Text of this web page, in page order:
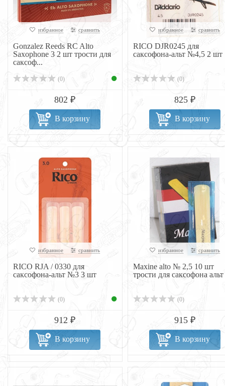
избранное сравнить
Gonzalez Reeds RC Alto
Saxophone 3 2 шт трости для
саксоф...
(0)
802 ₽
В корзину
избранное сравнить
RICO DJR0245 для
саксофона-альт №4,5 2 шт
(0)
825 ₽
В корзину
избранное сравнить
RICO RJA / 0330 для
саксофона-альт №3 3 шт
(0)
912 ₽
В корзину
избранное сравнить
Maxine alto № 2,5 10 шт
трости для саксофона альт
(0)
915 ₽
В корзину